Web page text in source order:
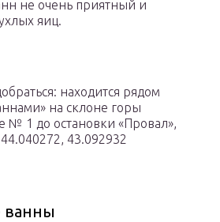
не очень приятный и
яиц.
находится рядом
на склоне горы
№ 1 до остановки «Провал»,
43.092932
ванны